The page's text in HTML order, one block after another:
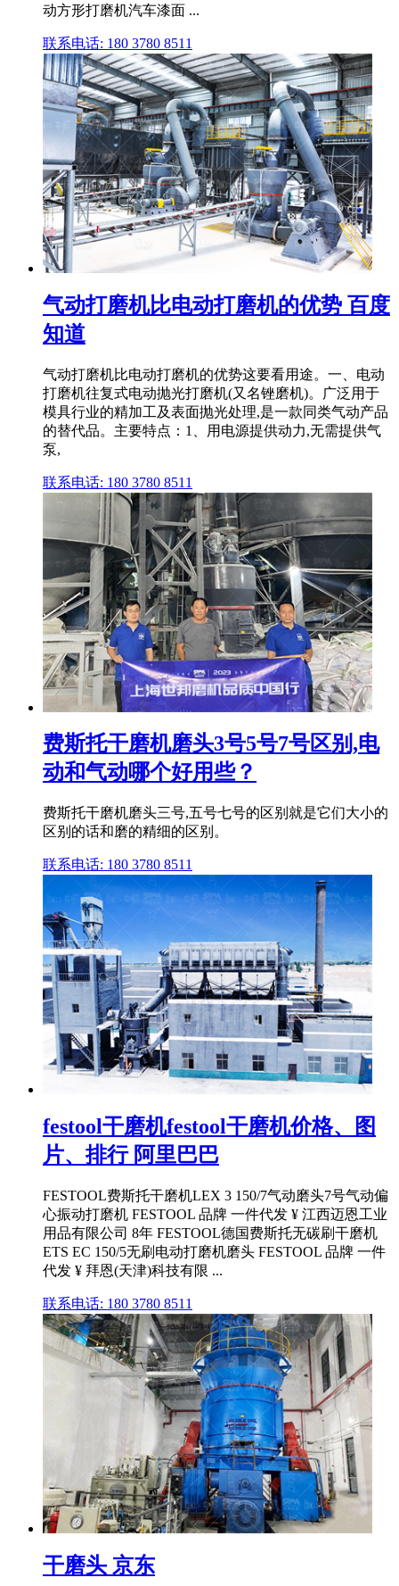
动方形打磨机汽车漆面 ...
联系电话: 180 3780 8511
气动打磨机比电动打磨机的优势 百度
知道
气动打磨机比电动打磨机的优势这要看用途。一、电动
打磨机往复式电动抛光打磨机(又名锉磨机)。广泛用于
模具行业的精加工及表面抛光处理,是一款同类气动产品
的替代品。主要特点：1、用电源提供动力,无需提供气
泵,
联系电话: 180 3780 8511
费斯托干磨机磨头3号5号7号区别,电
动和气动哪个好用些？
费斯托干磨机磨头三号,五号七号的区别就是它们大小的
区别的话和磨的精细的区别。
联系电话: 180 3780 8511
festool干磨机festool干磨机价格、图
片、排行 阿里巴巴
FESTOOL费斯托干磨机LEX 3 150/7气动磨头7号气动偏
心振动打磨机 FESTOOL 品牌 一件代发 ¥ 江西迈恩工业
用品有限公司 8年 FESTOOL德国费斯托无碳刷干磨机
ETS EC 150/5无刷电动打磨机磨头 FESTOOL 品牌 一件
代发 ¥ 拜恩(天津)科技有限 ...
联系电话: 180 3780 8511
干磨头 京东